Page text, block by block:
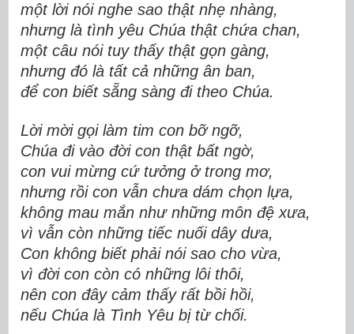
một lời nói nghe sao thật nhẹ nhàng,
nhưng là tình yêu Chúa thật chứa chan,
một câu nói tuy thấy thật gọn gàng,
nhưng đó là tất cả những ân ban,
để con biết sẵng sàng đi theo Chúa.
Lời mời gọi làm tim con bỡ ngỡ,
Chúa đi vào đời con thật bất ngờ,
con vui mừng cứ tưởng ở trong mơ,
nhưng rồi con vẫn chưa dám chọn lựa,
không mau mắn như những môn đệ xưa,
vì vẫn còn những tiếc nuối dây dưa,
Con không biết phải nói sao cho vừa,
vì đời con còn có những lôi thôi,
nên con đây cảm thấy rất bồi hồi,
nếu Chúa là Tình Yêu bị từ chối.